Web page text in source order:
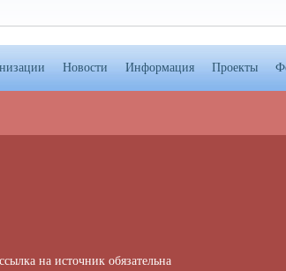
Новости Информация Проекты
на источник обязательна